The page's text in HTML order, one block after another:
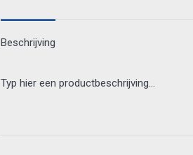
Beschrijving
Typ hier een productbeschrijving…